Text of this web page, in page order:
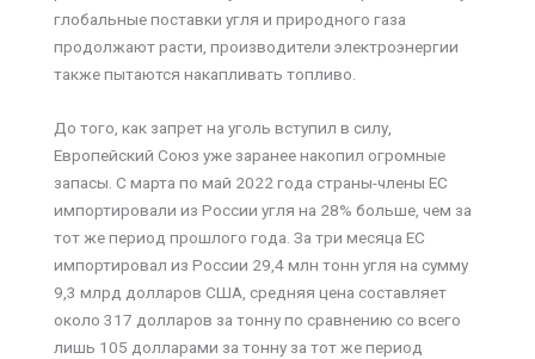
глобальные поставки угля и природного газа
продолжают расти, производители электроэнергии
также пытаются накапливать топливо.
До того, как запрет на уголь вступил в силу,
Европейский Союз уже заранее накопил огромные
запасы. С марта по май 2022 года страны-члены ЕС
импортировали из России угля на 28% больше, чем за
тот же период прошлого года. За три месяца ЕС
импортировал из России 29,4 млн тонн угля на сумму
9,3 млрд долларов США, средняя цена составляет
около 317 долларов за тонну по сравнению со всего
лишь 105 долларами за тонну за тот же период